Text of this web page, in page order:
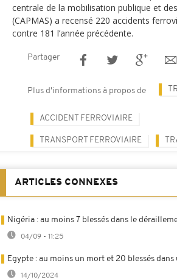
centrale de la mobilisation publique et
(CAPMAS) a recensé 220 accidents
contre 181 l’année précédente.
Partager
Plus d'informations à propos de
ACCIDENT FERROVIAIRE
TRANSPORT FERROVIAIRE
ARTICLES CONNEXES
Nigéria : au moins 7 blessés dans le
04/09 - 11:25
Egypte : au moins un mort et 20 blessés
14/10/2024